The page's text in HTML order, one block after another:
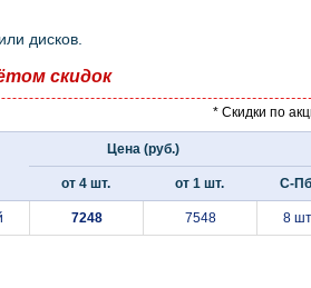
дисков.
скидок
* Скидки по
Цена (руб.)
от 4 шт.
от 1 шт. С-
7248 7548 8